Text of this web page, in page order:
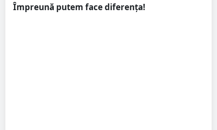
Împreună putem face diferența!